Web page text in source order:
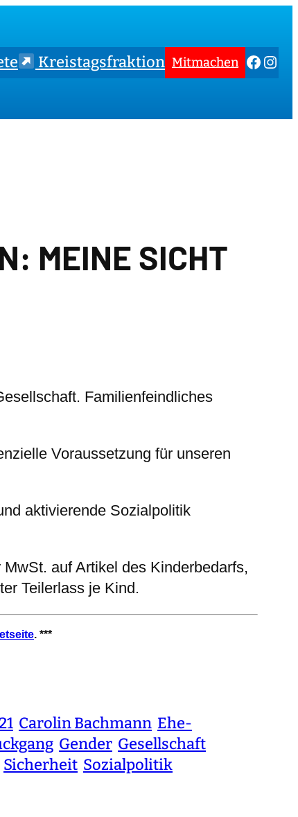
Kreistagsfraktion Mitmachen
MEINE SICHT
Familienfeindliches
Voraussetzung für unseren
aktivierende Sozialpolitik
auf Artikel des Kinderbedarfs,
Teilerlass je Kind.
. ***
Carolin Bachmann Ehe-
Gender Gesellschaft
Sicherheit Sozialpolitik